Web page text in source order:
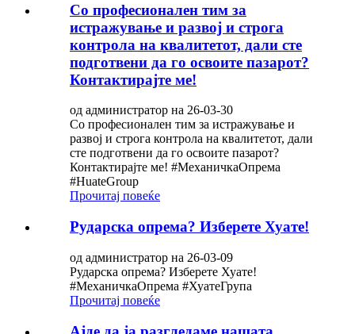
Со професионален тим за
истражување и развој и строга
контрола на квалитетот, дали сте
подготвени да го освоите пазарот?
Контактирајте ме!
од администратор на 26-03-30
Со професионален тим за истражување и
развој и строга контрола на квалитетот, дали
сте подготвени да го освоите пазарот?
Контактирајте ме! #МеханичкаОпрема
#HuateGroup
Прочитај повеќе
Рударска опрема? Изберете Хуате!
од администратор на 26-03-09
Рударска опрема? Изберете Хуате!
#МеханичкаОпрема #ХуатеГрупа
Прочитај повеќе